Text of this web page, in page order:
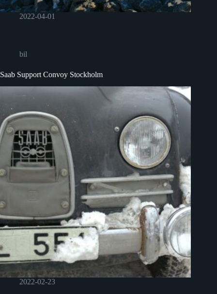
2022-04-01
bil
Saab Support Convoy Stockholm
2022-02-23